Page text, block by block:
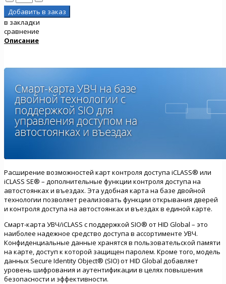
в закладки
сравнение
Описание
Расширение возможностей карт контроля доступа iCLASS® или
iCLASS SE® – дополнительные функции контроля доступа на
автостоянках и въездах. Эта удобная карта на базе двойной
технологии позволяет реализовать функции открывания дверей
и контроля доступа на автостоянках и въездах в единой карте.
Смарт-карта УВЧ/iCLASS с поддержкой SIO® от HID Global – это
наиболее надежное средство доступа в ассортименте УВЧ.
Конфиденциальные данные хранятся в пользовательской памяти
на карте, доступ к которой защищен паролем. Кроме того, модель
данных Secure Identity Object® (SIO) от HID Global добавляет
уровень шифрования и аутентификации в целях повышения
безопасности и эффективности.